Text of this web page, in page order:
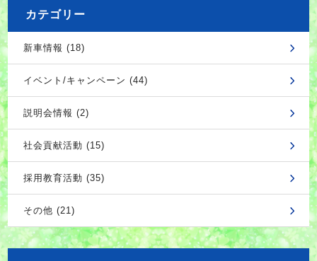
カテゴリー
新車情報 (18)
イベント/キャンペーン (44)
説明会情報 (2)
社会貢献活動 (15)
採用教育活動 (35)
その他 (21)